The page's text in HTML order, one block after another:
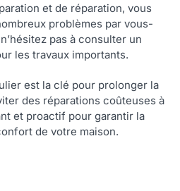
et de réparation, vous
problèmes par vous-
pas à consulter un
les travaux importants.
est la clé pour prolonger la
des réparations coûteuses à
et proactif pour garantir la
de votre maison.